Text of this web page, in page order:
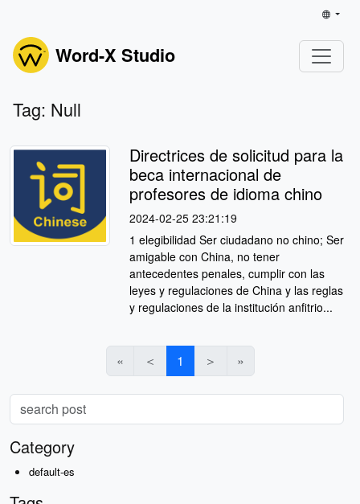
Word-X Studio
Tag: Null
Directrices de solicitud para la
beca internacional de
profesores de idioma chino
2024-02-25 23:21:19
1 elegibilidad Ser ciudadano no chino; Ser
amigable con China, no tener
antecedentes penales, cumplir con las
leyes y regulaciones de China y las reglas
y regulaciones de la institución anfitrio...
« ＜ 1 ＞ »
Category
default-es